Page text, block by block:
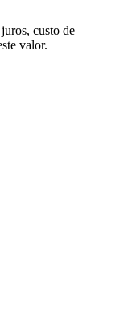
custo de
valor.